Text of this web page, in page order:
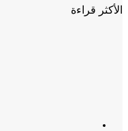
الأكثر قراءة